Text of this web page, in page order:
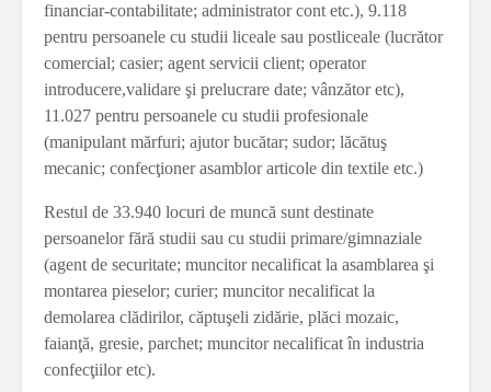
financiar-contabilitate; administrator cont etc.), 9.118
pentru persoanele cu studii liceale sau postliceale (lucrător
comercial; casier; agent servicii client; operator
introducere,validare şi prelucrare date; vânzător etc),
11.027 pentru persoanele cu studii profesionale
(manipulant mărfuri; ajutor bucătar; sudor; lăcătuş
mecanic; confecţioner asamblor articole din textile etc.)
Restul de 33.940 locuri de muncă sunt destinate
persoanelor fără studii sau cu studii primare/gimnaziale
(agent de securitate; muncitor necalificat la asamblarea şi
montarea pieselor; curier; muncitor necalificat la
demolarea clădirilor, căptuşeli zidărie, plăci mozaic,
faianţă, gresie, parchet; muncitor necalificat în industria
confecţiilor etc).